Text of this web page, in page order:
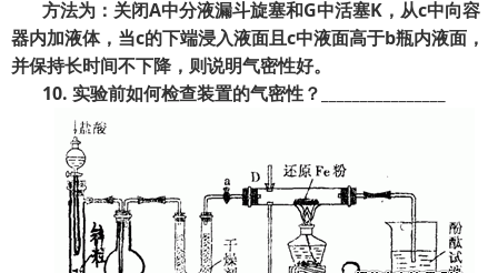
方法为：关闭A中分液漏斗旋塞和G中活塞K，从c中向容
器内加液体，当c的下端浸入液面且c中液面高于b瓶内液面，
并保持长时间不下降，则说明气密性好。
10. 实验前如何检查装置的气密性？________________